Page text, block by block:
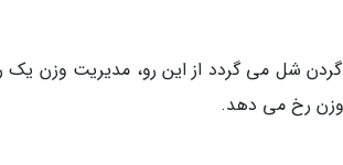
شل می گردد از این رو، مدیریت وزن
رخ می دهد.